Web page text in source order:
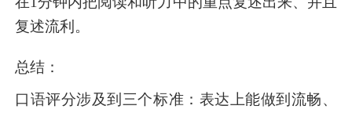
复述流利。
总结：
口语评分涉及到三个标准：表达上能做到流畅、